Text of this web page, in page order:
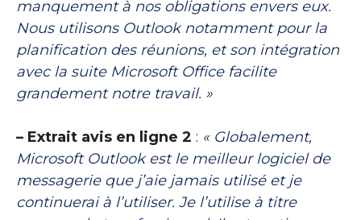
manquement à nos obligations envers eux.
Nous utilisons Outlook notamment pour la
planification des réunions, et son intégration
avec la suite Microsoft Office facilite
grandement notre travail. »
– Extrait avis en ligne 2 : « Globalement,
Microsoft Outlook est le meilleur logiciel de
messagerie que j’aie jamais utilisé et je
continuerai à l’utiliser. Je l’utilise à titre